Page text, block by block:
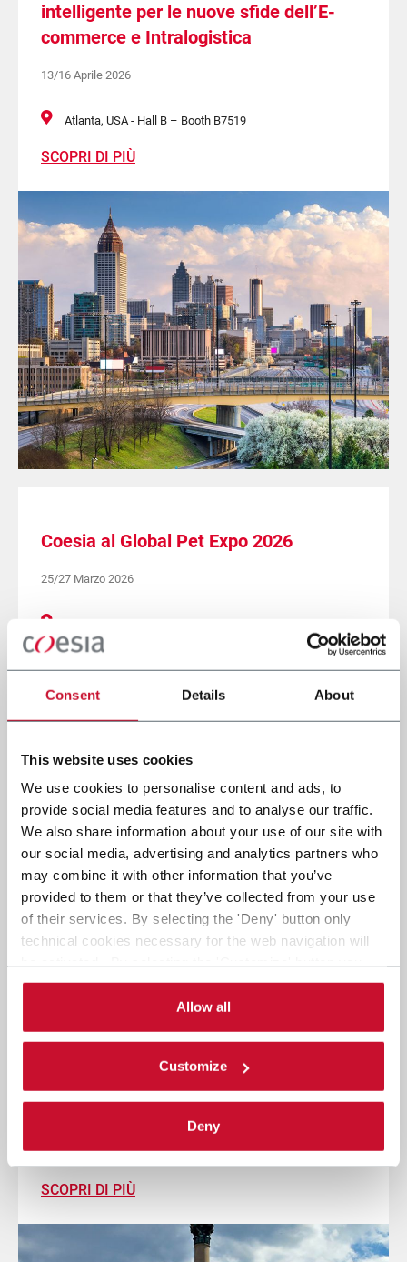
Consent Details About
This website uses cookies
We use cookies to personalise content and ads, to
provide social media features and to analyse our traffic.
We also share information about your use of our site with
our social media, advertising and analytics partners who
may combine it with other information that you’ve
provided to them or that they’ve collected from your use
of their services. By selecting the 'Deny' button only
technical cookies necessary for the web navigation will
can choose the single categories of cookies to be
activated. Read the completecookie policy
Allow all
Customize
Deny
intelligente per le nuove sfide dell’E-
commerce e Intralogistica
13/16 Aprile 2026
Atlanta, USA - Hall B – Booth B7519
SCOPRI DI PIÙ
Coesia al Global Pet Expo 2026
25/27 Marzo 2026
Coesia a LogiMAT 2026: al tuo fianco
nella nuova era E-commerce
Stuttgart, Germany - Hall 8, Booth 8C21
SCOPRI DI PIÙ